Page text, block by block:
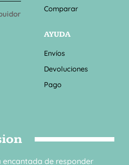
Comparar
AYUDA
Envíos
Devoluciones
Pago
encantada de responder